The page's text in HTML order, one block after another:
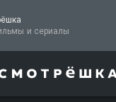
ТВ, фильмы и сериалы